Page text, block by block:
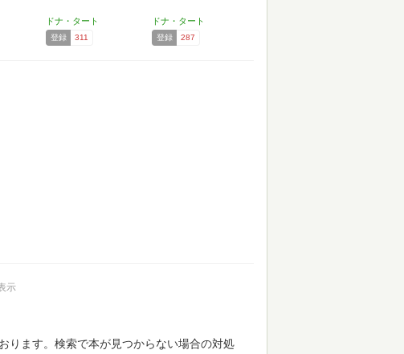
ドナ・タート
登録 311
ドナ・タート
登録 287
示
ります。検索で本が見つからない場合の対処